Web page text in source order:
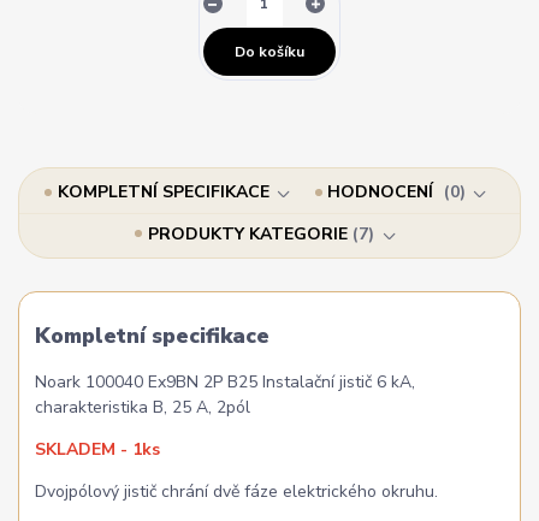
Do košíku
KOMPLETNÍ SPECIFIKACE HODNOCENÍ
0
PRODUKTY KATEGORIE 7
Kompletní specifikace
Noark 100040 Ex9BN 2P B25 Instalační jistič 6 kA,
charakteristika B, 25 A, 2pól
SKLADEM - 1ks
Dvojpólový jistič chrání dvě fáze elektrického okruhu.